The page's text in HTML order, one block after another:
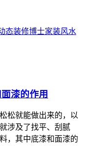
态装修博士家装风水
漆的作用
松就能做出来的，以
涉及了找平、刮腻
，其中底漆和面漆的